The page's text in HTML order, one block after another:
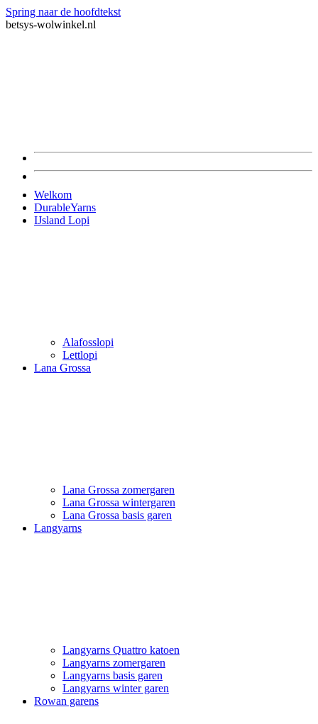
Spring naar de hoofdtekst
betsys-wolwinkel.nl
Welkom
DurableYarns
IJsland Lopi
Alafosslopi
Lettlopi
Lana Grossa
Lana Grossa zomergaren
Lana Grossa wintergaren
Lana Grossa basis garen
Langyarns
Langyarns Quattro katoen
Langyarns zomergaren
Langyarns basis garen
Langyarns winter garen
Rowan garens